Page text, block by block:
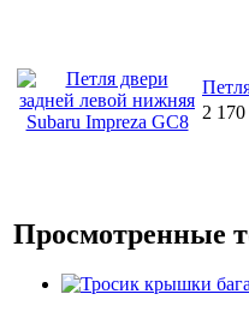
2 170
Просмотренные